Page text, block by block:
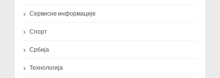
Сервисне информације
Спорт
Србија
Технологија